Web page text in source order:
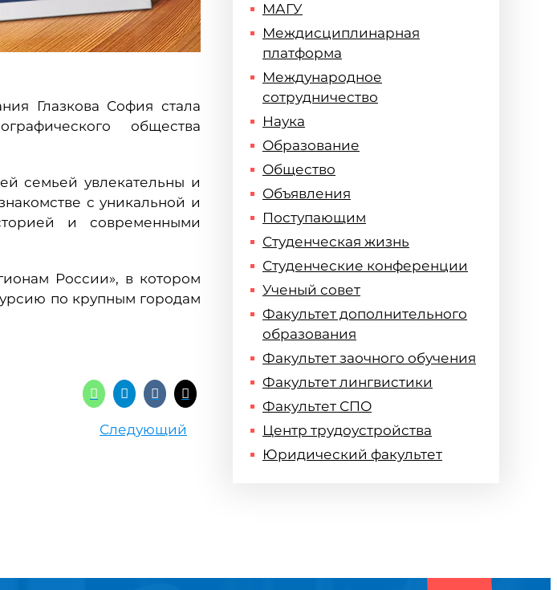
Глазкова София стала
общества
семьей увлекательны и
с уникальной и
и современными
России», в котором
по крупным городам
Следующий
МАГУ
Междисциплинарная
платформа
Международное
сотрудничество
Наука
Образование
Общество
Объявления
Поступающим
Студенческая жизнь
Студенческие конференции
Ученый совет
Факультет дополнительного
образования
Факультет заочного обучения
Факультет лингвистики
Факультет СПО
Центр трудоустройства
Юридический факультет